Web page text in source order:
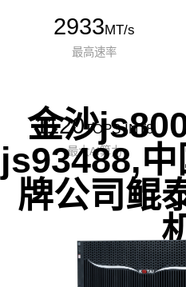
2933MT/s
最高速率
1120TOPS INT8
最大AI算力
金沙
js93488,
牌公司鲲